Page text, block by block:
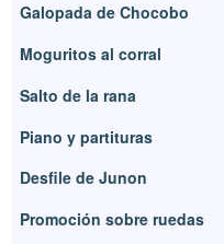
Galopada de Chocobo
Moguritos al corral
Salto de la rana
Piano y partituras
Desfile de Junon
Promoción sobre ruedas